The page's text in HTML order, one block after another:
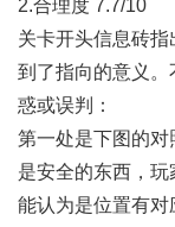
2.合理度 7.7/10
关卡开头信息砖
到了指向的意义
惑或误判：
第一处是下图的
是安全的东西，
能认为是位置有对